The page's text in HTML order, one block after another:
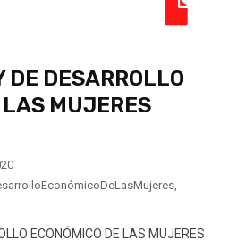
DE DESARROLLO
LAS MUJERES
,
ECONÓMICO DE LAS MUJERES